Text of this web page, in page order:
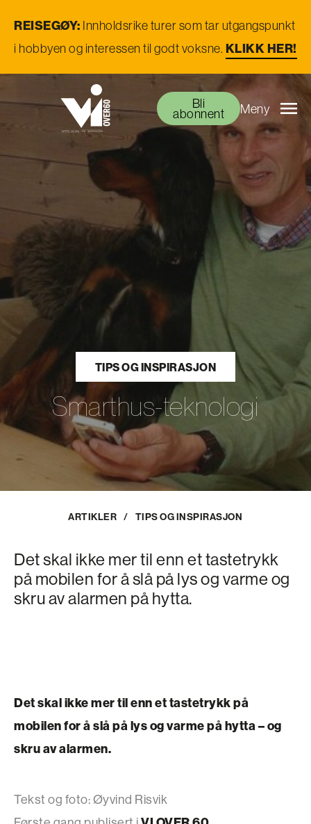
REISEGØY: Innholdsrike turer som tar utgangspunkt
i hobbyen og interessen til godt voksne.KLIKK HER!
Bli
abonnent Meny
TIPS OG INSPIRASJON
Smarthus-teknologi
ARTIKLER / TIPS OG INSPIRASJON
Det skal ikke mer til enn et tastetrykk
på mobilen for å slå på lys og varme og
skru av alarmen på hytta.
Det skal ikke mer til enn et tastetrykk på
mobilen for å slå på lys og varme på hytta – og
skru av alarmen.
Tekst og foto: Øyvind Risvik